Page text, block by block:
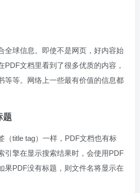
全球信息。即使不是网页，好内容始
PDF文档里看到了很多优质的内容，
等等。网络上一些最有价值的信息都
题
（title tag）一样，PDF文档也有标
引擎在显示搜索结果时，会使用PDF
果PDF没有标题，则文件名将显示在